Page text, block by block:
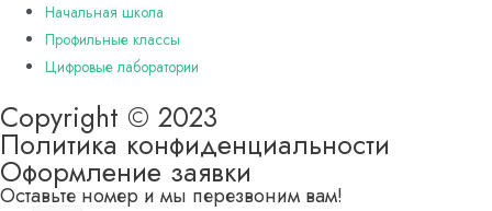
Начальная школа
Профильные классы
Цифровые лаборатории
Copyright © 2023
Политика конфиденциальности
Оформление заявки
Оставьте номер и мы перезвоним вам!